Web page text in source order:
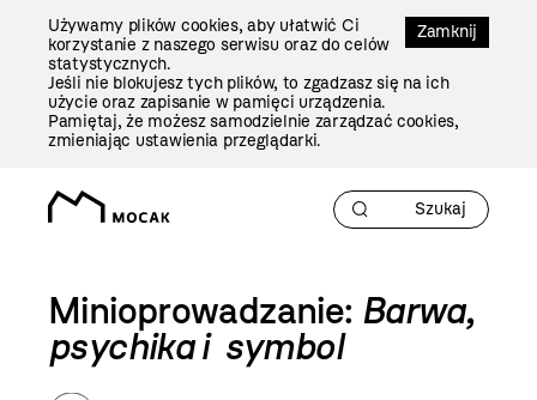
Zamknij
Używamy plików cookies, aby ułatwić Ci
korzystanie z naszego serwisu oraz do celów
statystycznych.
Jeśli nie blokujesz tych plików, to zgadzasz się na ich
użycie oraz zapisanie w pamięci urządzenia.
Pamiętaj, że możesz samodzielnie zarządzać cookies,
zmieniając ustawienia przeglądarki.
Minioprowadzanie: Barwa,
psychika i symbol